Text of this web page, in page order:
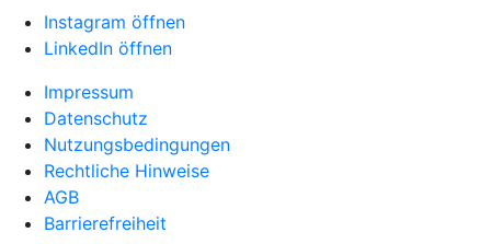
Instagram öffnen
LinkedIn öffnen
Impressum
Datenschutz
Nutzungsbedingungen
Rechtliche Hinweise
AGB
Barrierefreiheit